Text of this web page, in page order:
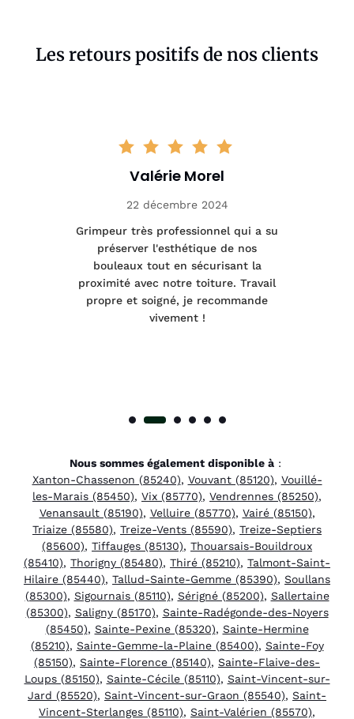
Les retours positifs de nos clients
Valérie Morel
22 décembre 2024
Grimpeur très professionnel qui a su
préserver l'esthétique de nos
bouleaux tout en sécurisant la
proximité avec notre toiture. Travail
propre et soigné, je recommande
vivement !
Nous sommes également disponible à:
Xanton-Chassenon (85240), Vouvant (85120), Vouillé-
les-Marais (85450), Vix (85770), Vendrennes (85250),
Venansault (85190), Velluire (85770), Vairé (85150),
Triaize (85580), Treize-Vents (85590), Treize-Septiers
(85600), Tiffauges (85130), Thouarsais-Bouildroux
(85410), Thorigny (85480), Thiré (85210), Talmont-Saint-
Hilaire (85440), Tallud-Sainte-Gemme (85390), Soullans
(85300), Sigournais (85110), Sérigné (85200), Sallertaine
(85300), Saligny (85170), Sainte-Radégonde-des-Noyers
(85450), Sainte-Pexine (85320), Sainte-Hermine
(85210), Sainte-Gemme-la-Plaine (85400), Sainte-Foy
(85150), Sainte-Florence (85140), Sainte-Flaive-des-
Loups (85150), Sainte-Cécile (85110), Saint-Vincent-sur-
Jard (85520), Saint-Vincent-sur-Graon (85540), Saint-
Vincent-Sterlanges (85110), Saint-Valérien (85570),